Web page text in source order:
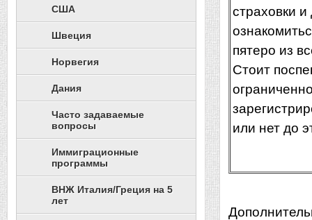
США
Швеция
Норвегия
Дания
Часто задаваемые
вопросы
Иммиграционные
программы
ВНЖ Италия/Греция на 5
лет
страховки
пятеро из
Стоит
или нет до